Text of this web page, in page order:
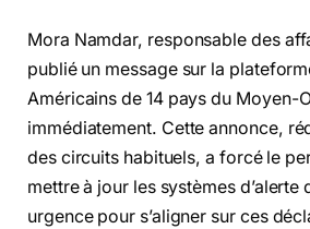
Mora Namdar, responsable des
publié un message sur la
Américains de 14 pays du Moyen-
immédiatement. Cette annonce,
des circuits habituels, a forcé le
mettre à jour les systèmes d’alerte
urgence pour s’aligner sur ces